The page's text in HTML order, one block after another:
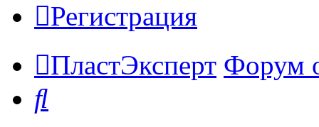
Регистрация
ПластЭксперт Форум